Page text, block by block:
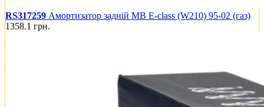
RS317259 Амортизатор задній MB E-class (W210) 95-02 (газ)
1358.1 грн.